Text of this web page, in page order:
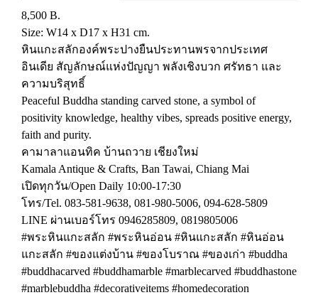
8,500 B.
Size: W14 x D17 x H31 cm.
หินแกะสลักองค์พระปางยืนประทานพรจากประเทศ
อินเดีย สัญลักษณ์แห่งปัญญา พลังเชิงบวก ศรัทธา และ
ความบริสุทธิ์
Peaceful Buddha standing carved stone, a symbol of
positivity knowledge, healthy vibes, spreads positive energy,
faith and purity.
คามาลาแอนทิค บ้านถวาย เชียงใหม่
Kamala Antique & Crafts, Ban Tawai, Chiang Mai
เปิดทุกวัน/Open Daily 10:00-17:30
โทร/Tel. 083-581-9638, 081-980-5006, 094-628-5809
LINE ผ่านเบอร์โทร 0946285809, 0819805006
#พระหินแกะสลัก #พระหินอ่อน #หินแกะสลัก #หินอ่อน
แกะสลัก #ของแต่งบ้าน #ของโบราณ #ของเก่า #buddha
#buddhacarved #buddhamarble #marblecarved #buddhastone
#marblebuddha #decorativeitems #homedecoration